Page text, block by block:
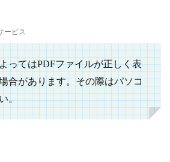
ービス
ってはPDFファイルが正しく表
合があります。その際はパソコ
。